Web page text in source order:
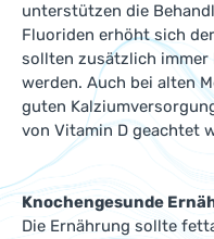
unterstützen die
Fluoriden erhöht sich
sollten zusätzlich immer
werden. Auch bei alten
guten
von Vitamin D geachtet
Knochengesunde
Die Ernährung sollte